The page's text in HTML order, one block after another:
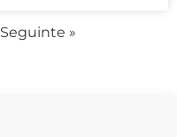
Seguinte »